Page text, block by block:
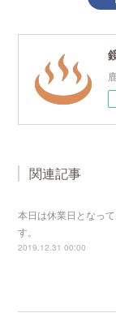
関連記事
本日は休業日となっ
す。
2019.12.31 00:00